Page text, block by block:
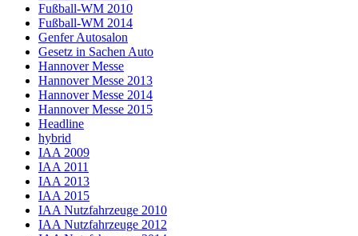
Fußball-WM 2010
Fußball-WM 2014
Genfer Autosalon
Gesetz in Sachen Auto
Hannover Messe
Hannover Messe 2013
Hannover Messe 2014
Hannover Messe 2015
Headline
hybrid
IAA 2009
IAA 2011
IAA 2013
IAA 2015
IAA Nutzfahrzeuge 2010
IAA Nutzfahrzeuge 2012